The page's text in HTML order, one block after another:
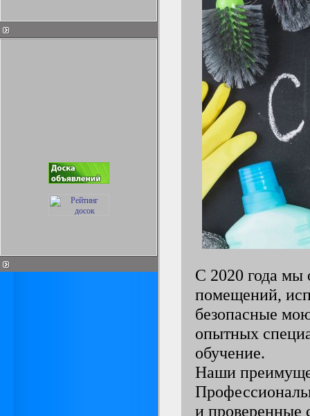
С 2020 года мы
помещений,
безопасные
опытных
обучение.
Наши
и проверенные